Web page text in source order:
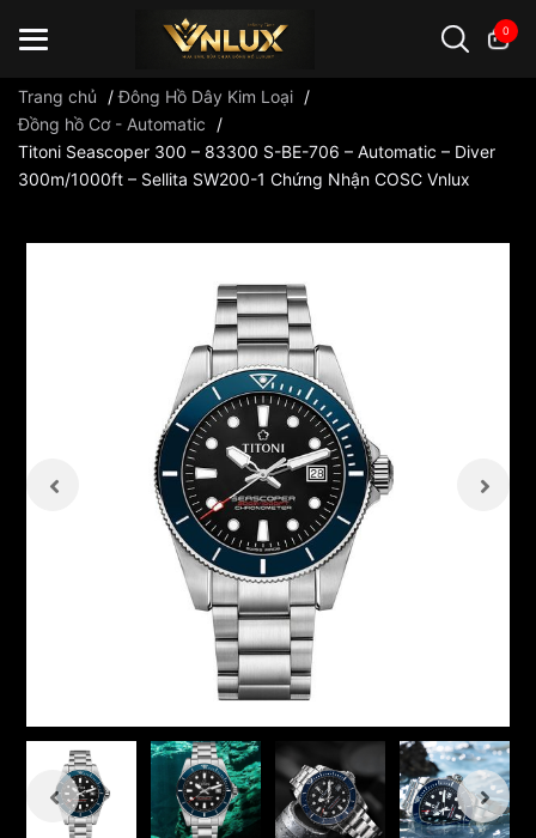
0
Đồng hồ casio đồng hồ G-Shock đồng hồ Orient ...
Trang chủ /Đông Hồ Dây Kim Loại /
Đồng hồ Cơ - Automatic
/
Titoni Seascoper 300 – 83300 S-BE-706 – Automatic – Diver
300m/1000ft – Sellita SW200-1 Chứng Nhận COSC Vnlux